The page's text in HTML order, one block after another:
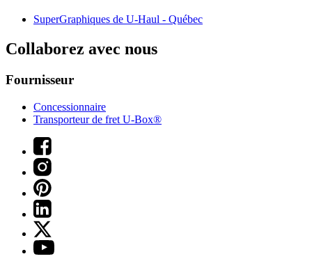
SuperGraphiques de U-Haul - Québec
Collaborez avec nous
Fournisseur
Concessionnaire
Transporteur de fret U-Box®